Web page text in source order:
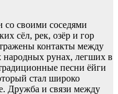
со своими соседями
сёл, рек, озёр и гор
контакты между
народных рунах, легших в
песни ёйги
стал широко
Дружба и связи между